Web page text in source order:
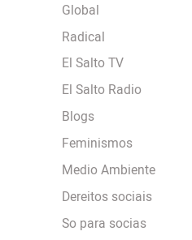
Global
Radical
El Salto TV
El Salto Radio
Blogs
Feminismos
Medio Ambiente
Dereitos sociais
So para socias